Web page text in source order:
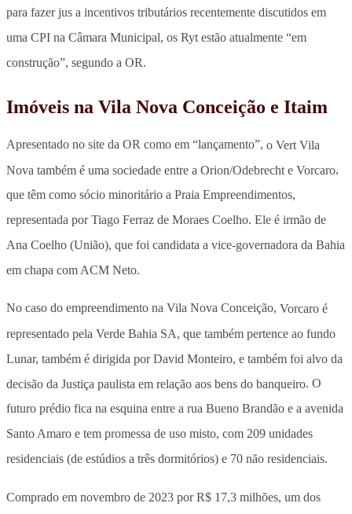
para fazer jus a incentivos tributários recentemente discutidos em
uma CPI na Câmara Municipal, os Ryt estão atualmente “em
construção”, segundo a OR.
Imóveis na Vila Nova Conceição e Itaim
Apresentado no site da OR como em “lançamento”, o Vert Vila
Nova também é uma sociedade entre a Orion/Odebrecht e Vorcaro,
que têm como sócio minoritário a Praia Empreendimentos,
representada por Tiago Ferraz de Moraes Coelho. Ele é irmão de
Ana Coelho (União), que foi candidata a vice-governadora da Bahia
em chapa com ACM Neto.
No caso do empreendimento na Vila Nova Conceição, Vorcaro é
representado pela Verde Bahia SA, que também pertence ao fundo
Lunar, também é dirigida por David Monteiro, e também foi alvo da
decisão da Justiça paulista em relação aos bens do banqueiro. O
futuro prédio fica na esquina entre a rua Bueno Brandão e a avenida
Santo Amaro e tem promessa de uso misto, com 209 unidades
residenciais (de estúdios a três dormitórios) e 70 não residenciais.
Comprado em novembro de 2023 por R$ 17,3 milhões, um dos